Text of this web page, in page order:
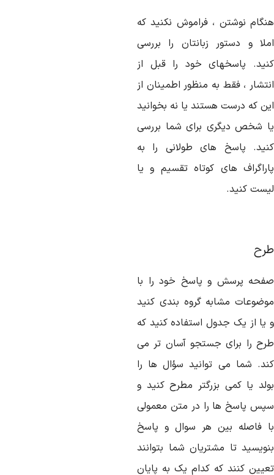
نوشتن ، فراموش نکنید که
و دستور زبانتان را بررسی
پاسخهای خود را قبل از
، فقط به منظور اطمینان از
که درست هستند یا نه بخوانید
شخص دیگری برای شما بررسی
پاسخ های طولانی را به
های کوتاه تقسیم و یا
کنید.
پرسش و پاسخ خود را با
مشابه گروه بندی کنید
یا از یک جدول استفاده کنید که
را برای جستجو آسان تر می
شما می توانید سؤال ها را
یا کمی بزرگتر مطرح کنید و
پاسخ ها را در متن معمولی
فاصله بین هر سوال و پاسخ
تا مشتریان شما بتوانند
کنند که کدام یک به پایان